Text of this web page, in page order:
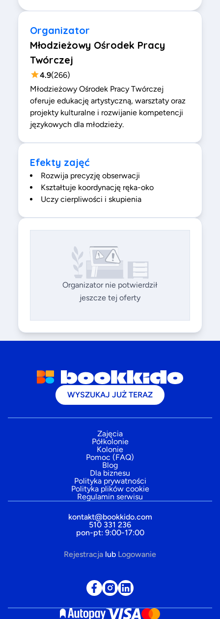
Organizator
Młodzieżowy Ośrodek Pracy
Twórczej
4.9(266)
Młodzieżowy Ośrodek Pracy Twórczej
oferuje edukację artystyczną, warsztaty oraz
projekty kulturalne i rozwijanie kompetencji
językowych dla młodzieży.
Efekty zajęć
Rozwija precyzję obserwacji
Kształtuje koordynację ręka-oko
Uczy cierpliwości i skupienia
Organizator nie potwierdził
jeszcze tej oferty
WYSZUKAJ JUŻ TERAZ
Zajęcia
Półkolonie
Kolonie
Pomoc (FAQ)
Blog
Dla biznesu
Polityka prywatności
Polityka plików cookie
Regulamin serwisu
kontakt@bookkido.com
510 331 236
pon-pt: 9:00-17:00
Rejestracja lub Logowanie